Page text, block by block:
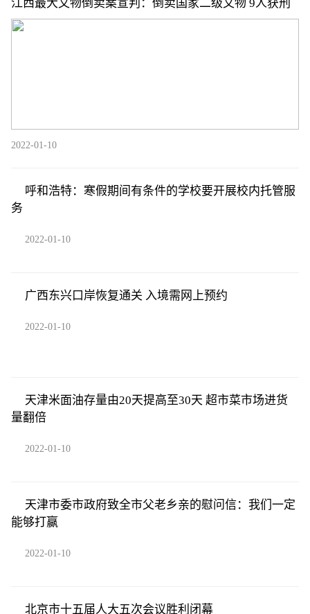
江西最大文物倒卖案宣判：倒卖国家二级文物 9人获刑
2022-01-10
呼和浩特：寒假期间有条件的学校要开展校内托管服
务
2022-01-10
广西东兴口岸恢复通关 入境需网上预约
2022-01-10
天津米面油存量由20天提高至30天 超市菜市场进货
量翻倍
2022-01-10
天津市委市政府致全市父老乡亲的慰问信：我们一定
能够打赢
2022-01-10
北京市十五届人大五次会议胜利闭幕